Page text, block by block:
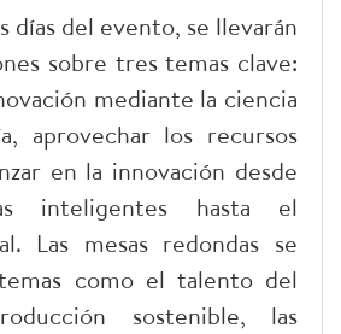
días del evento, se llevarán
sobre tres temas clave:
mediante la ciencia
aprovechar los recursos
en la innovación desde
inteligentes hasta el
Las mesas redondas se
como el talento del
sostenible, las